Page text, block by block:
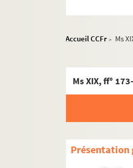
Accueil CCFr > Ms
Ms XIX, ff°
Présentation